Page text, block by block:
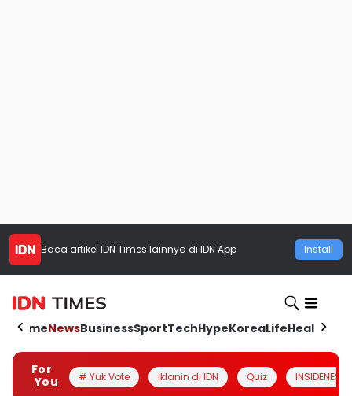
Baca artikel IDN Times lainnya di IDN App Install
HomeNewsBusinessSportTechHypeKoreaLifeHealth
For
You
# Yuk Vote Iklanin di IDN Quiz INSIDENESIA